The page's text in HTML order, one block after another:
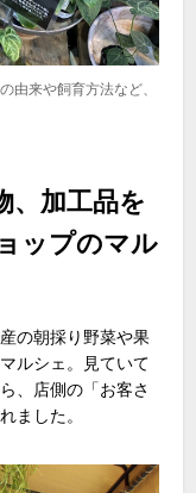
由来や飼育方法など、
、加工品を
ップのマル
の朝採り野菜や果
ルシェ。見ていて
、店側の「お客さ
ました。